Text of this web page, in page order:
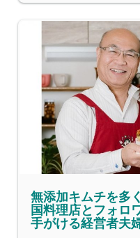
無添加キムチを多
国料理店とフォロ
手がける経営者夫